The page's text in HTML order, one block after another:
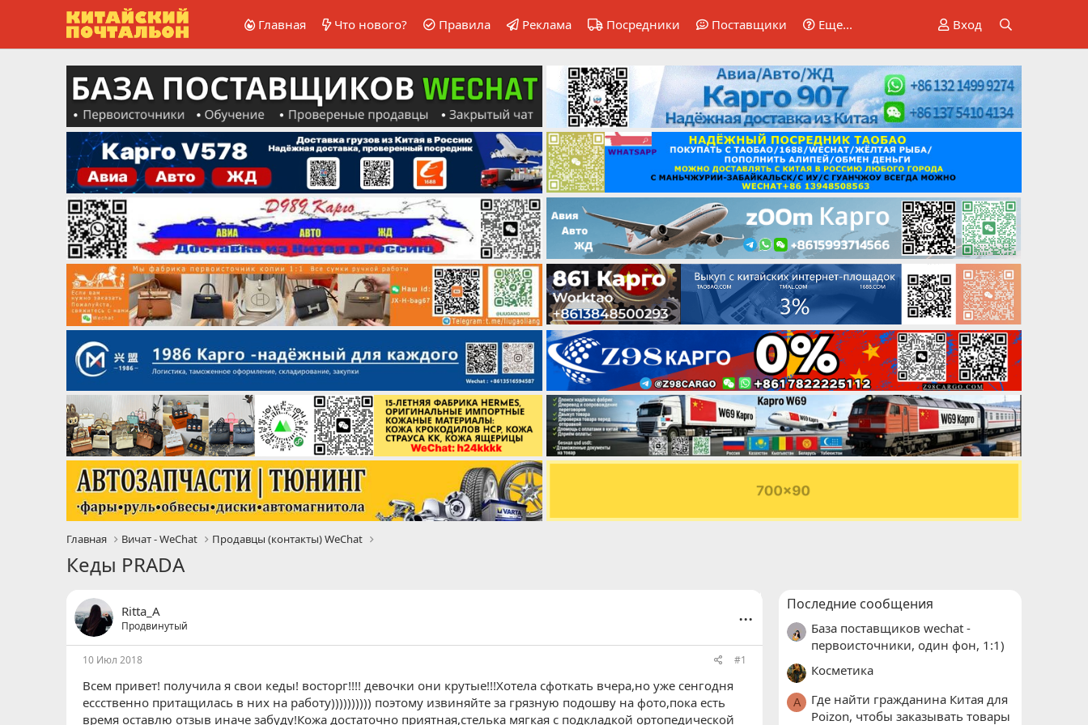
Главная Что нового? Правила Реклама Посредники Поставщики Еще... Вход
Главная Вичат - WeChat Продавцы (контакты) WeChat
Кеды PRADA
Ritta_A
Продвинутый ...
10 Июл 2018 #1
Всем привет! получила я свои кеды! восторг!!!! девочки они крутые!!!Хотела сфоткать вчера,но уже сенгодня
ессственно притащилась в них на работу)))))))))) поэтому извиняйте за грязную подошву на фото,пока есть
время оставлю отзыв иначе забуду!Кожа достаточно приятная,стелька мягкая с подкладкой ортопедической
Последние сообщения
База поставщиков wechat -
первоисточники, один фон, 1:1)
Косметика
A
Где найти гражданина Китая для
Poizon, чтобы заказывать товары